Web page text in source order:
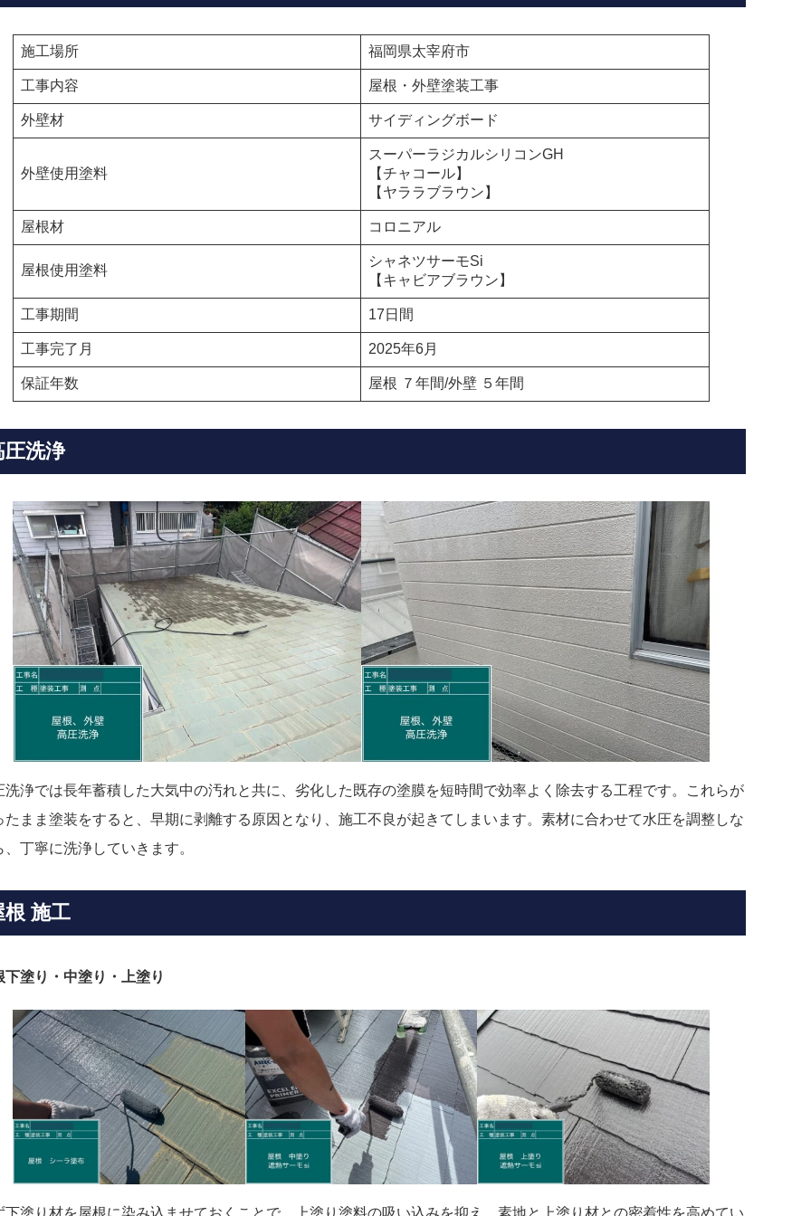
施工場所 福岡県太宰府市
工事内容 屋根・外壁塗装工事
外壁材 サイディングボード
外壁使用塗料
スーパーラジカルシリコンGH
【チャコール】
【ヤララブラウン】
屋根材 コロニアル
屋根使用塗料
シャネツサーモSi
【キャビアブラウン】
工事期間 17日間
工事完了月 2025年6月
保証年数 屋根 ７年間/外壁 ５年間
圧洗浄
洗浄では長年蓄積した大気中の汚れと共に、劣化した既存の塗膜を短時間で効率よく除去する工程です。これらが
たまま塗装をすると、早期に剥離する原因となり、施工不良が起きてしまいます。素材に合わせて水圧を調整しな
、丁寧に洗浄していきます。
根 施工
下塗り・中塗り・上塗り
下塗り材を屋根に染み込ませておくことで、上塗り塗料の吸い込みを抑え、素地と上塗り材との密着性を高めてい